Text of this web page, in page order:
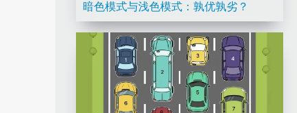
暗色模式与浅色模式：孰优孰劣？